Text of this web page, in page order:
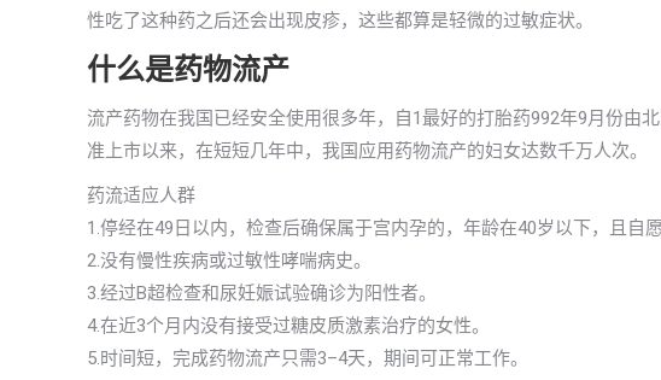
性吃了这种药之后还会出现皮疹，这些都算是轻微的过敏症状。
什么是药物流产
流产药物在我国已经安全使用很多年，自1最好的打胎药992年9月份由
准上市以来，在短短几年中，我国应用药物流产的妇女达数千万人次。
药流适应人群
1.停经在49日以内，检查后确保属于宫内孕的，年龄在40岁以下，且自
2.没有慢性疾病或过敏性哮喘病史。
3.经过B超检查和尿妊娠试验确诊为阳性者。
4.在近3个月内没有接受过糖皮质激素治疗的女性。
5.时间短，完成药物流产只需3–4天，期间可正常工作。